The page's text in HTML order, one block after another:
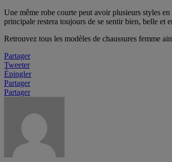
Une même robe courte peut avoir plusieurs styles
principale restera toujours de se sentir bien, belle et
Retrouvez tous les modèles de chaussures femme
Partager
Tweeter
Épingler
Partager
Partager